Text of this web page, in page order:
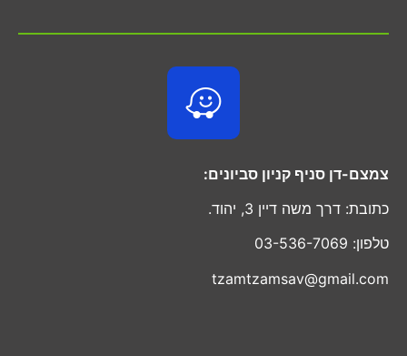
צמצם-דן סניף קניון סביונים:
כתובת: דרך משה דיין 3, יהוד.
טלפון: 03-536-7069
tzamtzamsav@gmail.com